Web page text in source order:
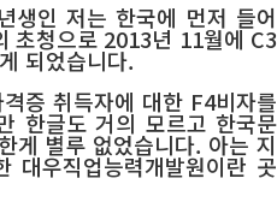
생인 저는 한국에 먼저 들어
초청으로 2013년 11월에 C3
되었습니다.
증 취득자에 대한 F4비자를
한글도 거의 모르고 한국문
게 별루 없었습니다. 아는 지
대우직업능력개발원이란 곳